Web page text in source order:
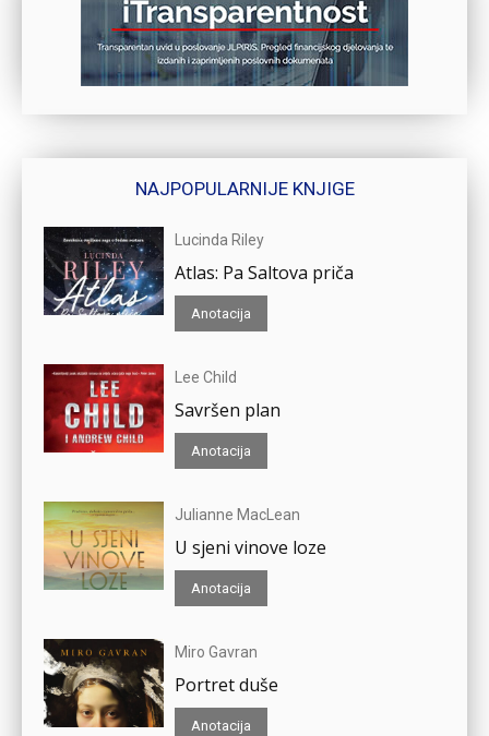
NAJPOPULARNIJE KNJIGE
Lucinda Riley
Atlas: Pa Saltova priča
Anotacija
Lee Child
Savršen plan
Anotacija
Julianne MacLean
U sjeni vinove loze
Anotacija
Miro Gavran
Portret duše
Anotacija